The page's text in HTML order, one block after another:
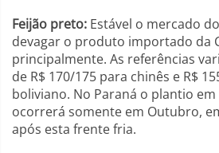
Feijão preto: Estável o mercado
devagar o produto importado da
principalmente. As referências
de R$ 170/175 para chinês e R$
boliviano. No Paraná o plantio
ocorrerá somente em Outubro,
após esta frente fria.